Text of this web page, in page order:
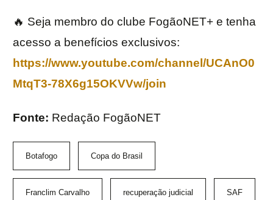
🔥 Seja membro do clube FogãoNET+ e tenha
acesso a benefícios exclusivos:
https://www.youtube.com/channel/UCAnO0
MtqT3-78X6g15OKVVw/join
Fonte: Redação FogãoNET
Botafogo Copa do Brasil
Franclim Carvalho recuperação judicial SAF